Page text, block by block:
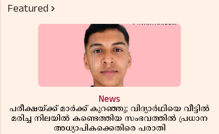
Featured
News
പരീക്ഷയ്ക്ക് മാർക്ക് കുറഞ്ഞു; വിദ്യാർഥിയെ വീട്ടിൽ
മരിച്ച നിലയിൽ കണ്ടെത്തിയ സംഭവത്തിൽ പ്രധാന
അധ്യാപികക്കെതിരെ പരാതി